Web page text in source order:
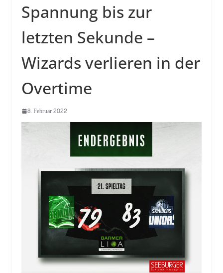
Spannung bis zur
letzten Sekunde –
Wizards verlieren in der
Overtime
8. Februar 2022